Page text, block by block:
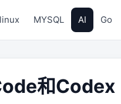
linux MYSQL AI Go
和Codex